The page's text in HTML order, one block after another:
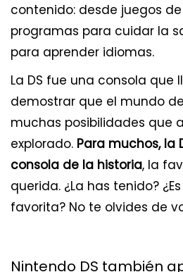
contenido: desde juegos
programas para cuidar la
para aprender idiomas.
La DS fue una consola que
demostrar que el mundo
muchas posibilidades que
explorado. Para muchos, la
consola de la historia, la
querida. ¿La has tenido?
favorita? No te olvides de
Nintendo DS también